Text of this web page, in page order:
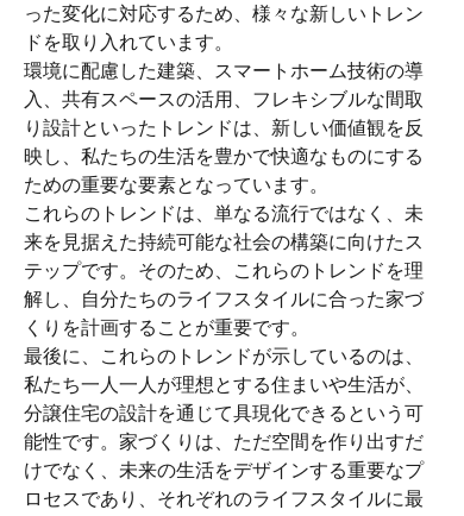
った変化に対応するため、様々な新しいトレン
ドを取り入れています。
環境に配慮した建築、スマートホーム技術の導
入、共有スペースの活用、フレキシブルな間取
り設計といったトレンドは、新しい価値観を反
映し、私たちの生活を豊かで快適なものにする
ための重要な要素となっています。
これらのトレンドは、単なる流行ではなく、未
来を見据えた持続可能な社会の構築に向けたス
テップです。そのため、これらのトレンドを理
解し、自分たちのライフスタイルに合った家づ
くりを計画することが重要です。
最後に、これらのトレンドが示しているのは、
私たち一人一人が理想とする住まいや生活が、
分譲住宅の設計を通じて具現化できるという可
能性です。家づくりは、ただ空間を作り出すだ
けでなく、未来の生活をデザインする重要なプ
ロセスであり、それぞれのライフスタイルに最